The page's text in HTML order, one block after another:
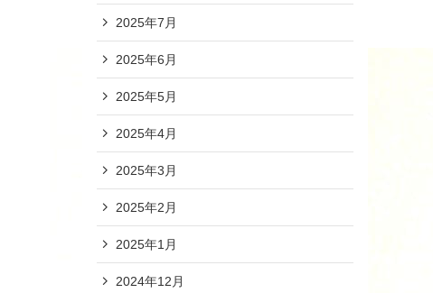
2025年7月
2025年6月
2025年5月
2025年4月
2025年3月
2025年2月
2025年1月
2024年12月